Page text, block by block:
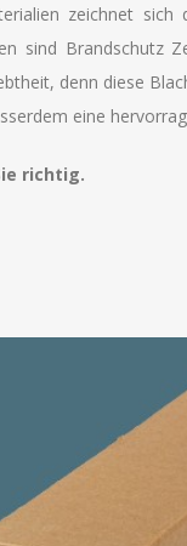
zeichnet
sind Brandschutz
denn diese
eine
richtig.